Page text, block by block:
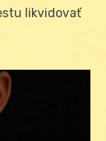
likvidovať